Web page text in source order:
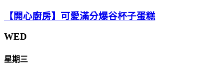
【開心廚房】可愛滿分爆谷杯子蛋糕
WED
星期三